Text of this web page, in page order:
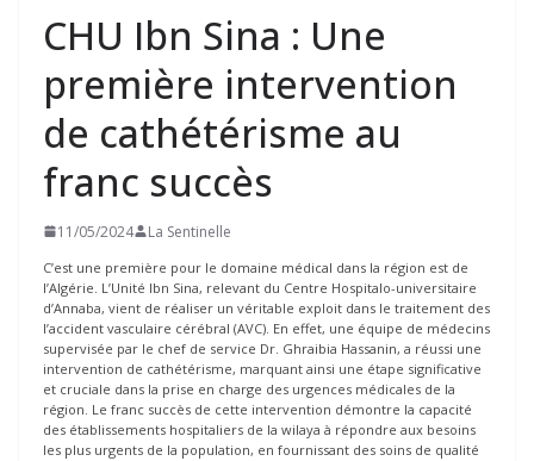
CHU Ibn Sina : Une
première intervention
de cathétérisme au
franc succès
11/05/2024 La Sentinelle
C’est une première pour le domaine médical dans la région est de
l’Algérie. L’Unité Ibn Sina, relevant du Centre Hospitalo-universitaire
d’Annaba, vient de réaliser un véritable exploit dans le traitement des
l’accident vasculaire cérébral (AVC). En effet, une équipe de médecins
supervisée par le chef de service Dr. Ghraibia Hassanin, a réussi une
intervention de cathétérisme, marquant ainsi une étape significative
et cruciale dans la prise en charge des urgences médicales de la
région. Le franc succès de cette intervention démontre la capacité
des établissements hospitaliers de la wilaya à répondre aux besoins
les plus urgents de la population, en fournissant des soins de qualité